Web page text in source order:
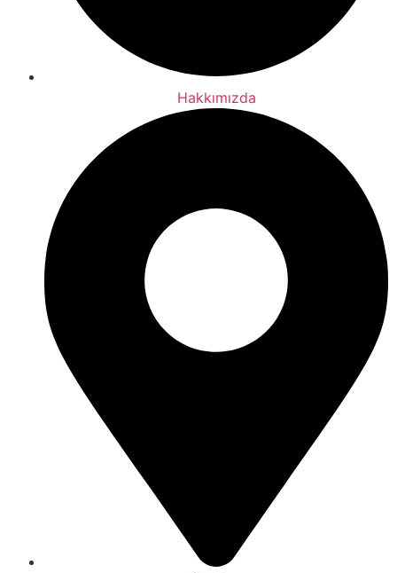
Hakkımızda